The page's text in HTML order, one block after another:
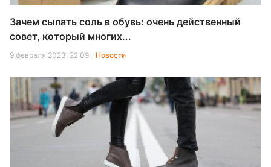
Зачем сыпать соль в обувь: очень действенный
совет, который многих...
9 февраля 2023, 22:09 Новости